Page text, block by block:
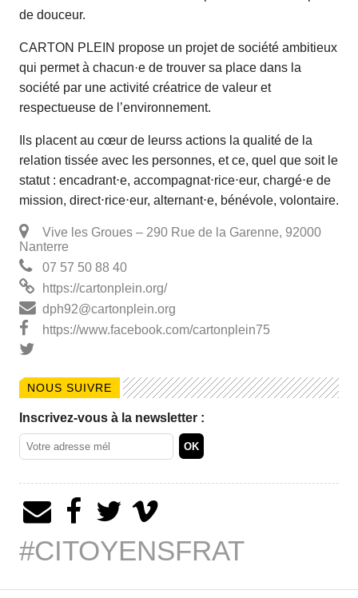
de douceur.
CARTON PLEIN propose un projet de société ambitieux
qui permet à chacun·e de trouver sa place dans la
société par une activité créatrice de valeur et
respectueuse de l’environnement.
Ils placent au cœur de leurss actions la qualité de la
relation tissée avec les personnes, et ce, quel que soit le
statut : encadrant⋅e, accompagnat⋅rice⋅eur, chargé⋅e de
mission, direct⋅rice⋅eur, alternant⋅e, bénévole, volontaire.
Vive les Groues – 290 Rue de la Garenne, 92000
Nanterre
07 57 50 88 40
https://cartonplein.org/
dph92@cartonplein.org
https://www.facebook.com/cartonplein75
NOUS SUIVRE
Inscrivez-vous à la newsletter :
#CITOYENSFRAT